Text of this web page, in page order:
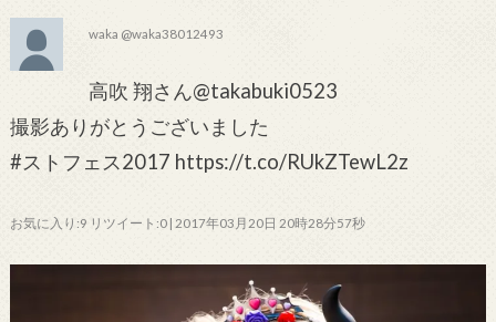
waka @waka38012493
高吹 翔さん@takabuki0523
撮影ありがとうございました
#ストフェス2017 https://t.co/RUkZTewL2z
お気に入り:9 リツイート:0 | 2017年03月20日 20時28分57秒